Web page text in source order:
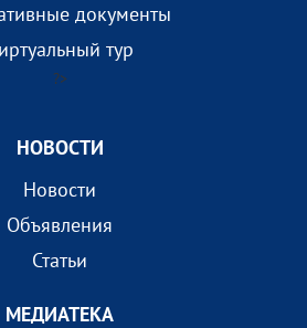
документы
тур
?>
НОВОСТИ
Новости
Объявления
Статьи
МEДИАТEКА